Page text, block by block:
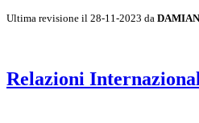
Ultima revisione il 28-11-2023 da
Relazioni